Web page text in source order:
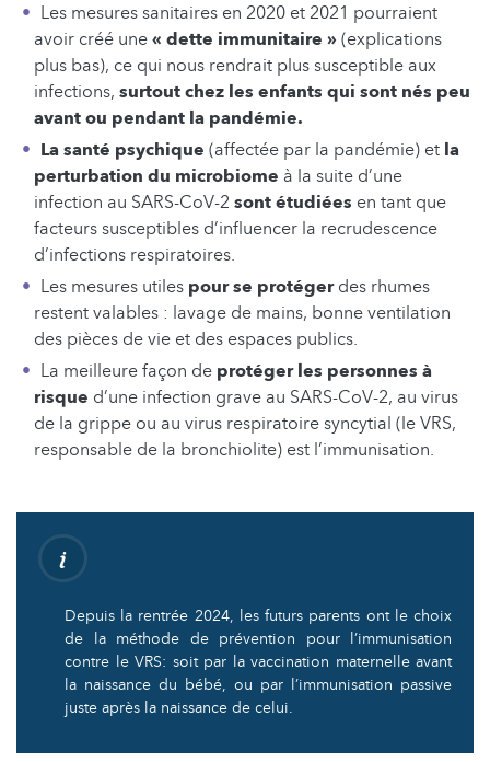
Les mesures sanitaires en 2020 et 2021 pourraient
avoir créé une« dette immunitaire »(explications
plus bas), ce qui nous rendrait plus susceptible aux
infections, surtout chez les enfants qui sont nés peu
avant ou pendant la pandémie.
La santé psychique (affectée par la pandémie) et la
perturbation du microbiome à la suite d’une
infection au SARS-CoV-2 sont étudiées en tant que
facteurs susceptibles d’influencer la recrudescence
d’infections respiratoires.
Les mesures utiles pour se protégerdes rhumes
restent valables : lavage de mains, bonne ventilation
des pièces de vie et des espaces publics.
La meilleure façon de protéger les personnes à
risque d’une infection grave au SARS-CoV-2, au virus
de la grippe ou au virus respiratoire syncytial (le VRS,
responsable de la bronchiolite) est l’immunisation.
Depuis la rentrée 2024, les futurs parents ont le choix
de la méthode de prévention pour l’immunisation
contre le VRS: soit par la vaccination maternelle avant
la naissance du bébé, ou par l’immunisation passive
juste après la naissance de celui.